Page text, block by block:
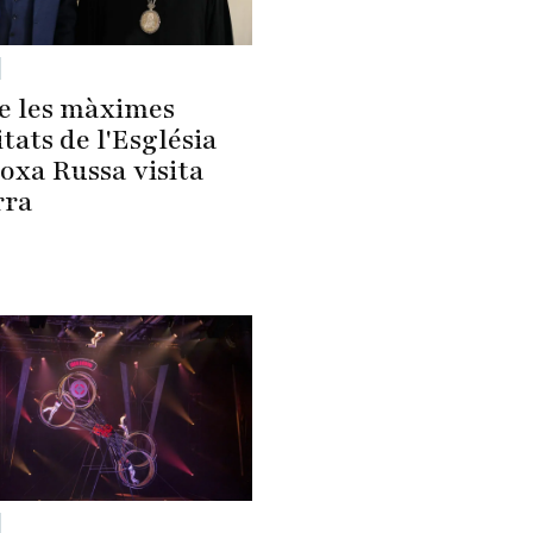
les màximes
de l'Església
Russa visita